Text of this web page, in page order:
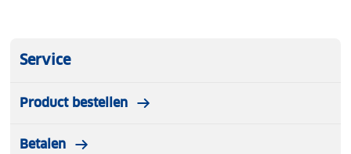
Service
Product bestellen
Betalen